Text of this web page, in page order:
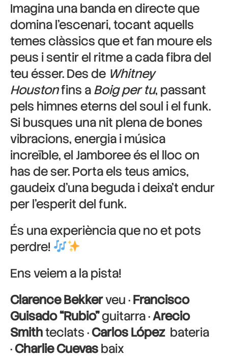
Imagina una banda en directe que
domina l’escenari, tocant aquells
temes clàssics que et fan moure els
peus i sentir el ritme a cada fibra del
teu ésser. Des de Whitney
Houstonfins aBoig per tu, passant
pels himnes eterns del soul i el funk.
Si busques una nit plena de bones
vibracions, energia i música
increïble, el Jamboree és el lloc on
has de ser. Porta els teus amics,
gaudeix d’una beguda i deixa’t endur
per l’esperit del funk.
És una experiència que no et pots
perdre!
Ens veiem a la pista!
Clarence Bekkerveu ·Francisco
Guisado “Rubio”guitarra ·Arecio
Smithteclats ·Carlos Lópezbateria
·Charlie Cuevasbaix